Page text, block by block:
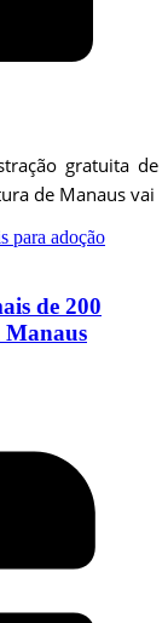
gratuita de
de Manaus vai
de 200
Manaus